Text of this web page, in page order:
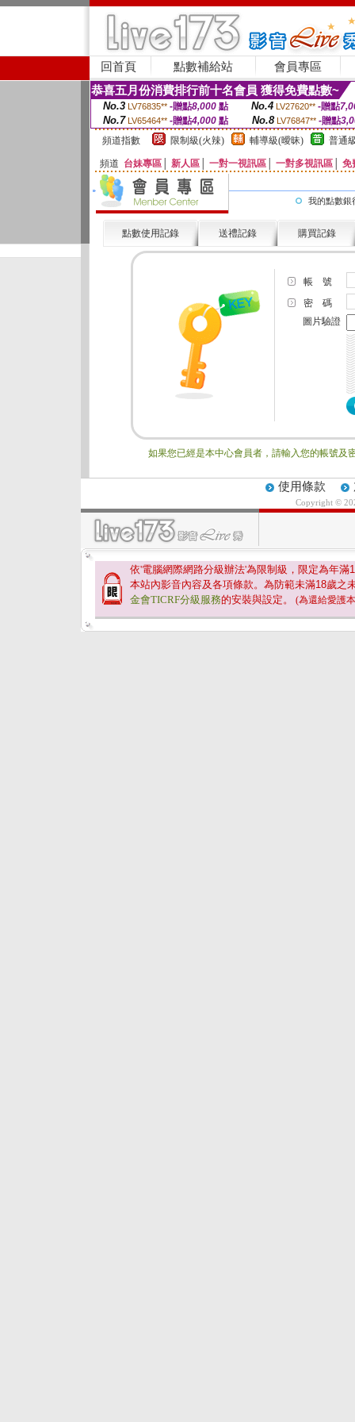
回首頁 點數補給站 會員專區
恭喜五月份消費排行前十名會員 獲得免費點數~
No.3 LV76835** -贈點8,000點 No.4 LV27620** -贈點
No.7 LV65464** -贈點4,000 點 No.8 LV76847** -贈點
頻道指數
限制級(火辣) 輔導級(曖昧) 普通
頻道 台妹專區 新人區 一對一視訊區 一對多視訊區 免
我的點數銀
點數使用記錄 送禮記錄 購買記錄
帳 號
密 碼
圖片驗證
如果您已經是本中心會員者，請輸入您的帳號及
使用條款
Copyright ©
依'電腦網際網路分級辦法'為限制級，限定為年滿
本站內影音內容及各項條款。為防範未滿18歲之
金會TICRF分級服務的安裝與設定。 (為還給愛護